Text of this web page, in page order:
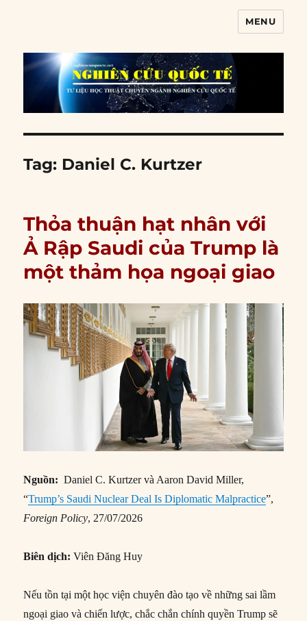
MENU
Tag: Daniel C. Kurtzer
Thỏa thuận hạt nhân với
Ả Rập Saudi của Trump là
một thảm họa ngoại giao
Nguồn: Daniel C. Kurtzer và Aaron David Miller,
“Trump’s Saudi Nuclear Deal Is Diplomatic Malpractice”,
Foreign Policy, 27/07/2026
Biên dịch:Viên Đăng Huy
Nếu tồn tại một học viện chuyên đào tạo về những sai lầm
ngoại giao và chiến lược, chắc chắn chính quyền Trump sẽ